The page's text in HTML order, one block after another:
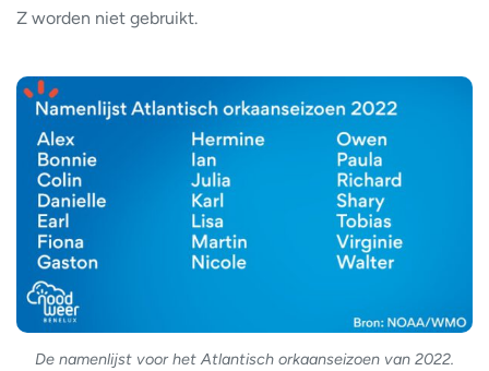
Z worden niet gebruikt.
De namenlijst voor het Atlantisch orkaanseizoen van 2022.